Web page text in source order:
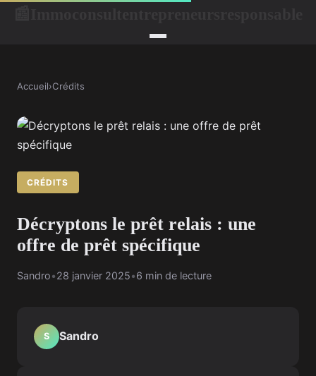
Accueil›Crédits
CRÉDITS
Décryptons le prêt relais : une
offre de prêt spécifique
Sandro•28 janvier 2025•6 min de lecture
S Sandro